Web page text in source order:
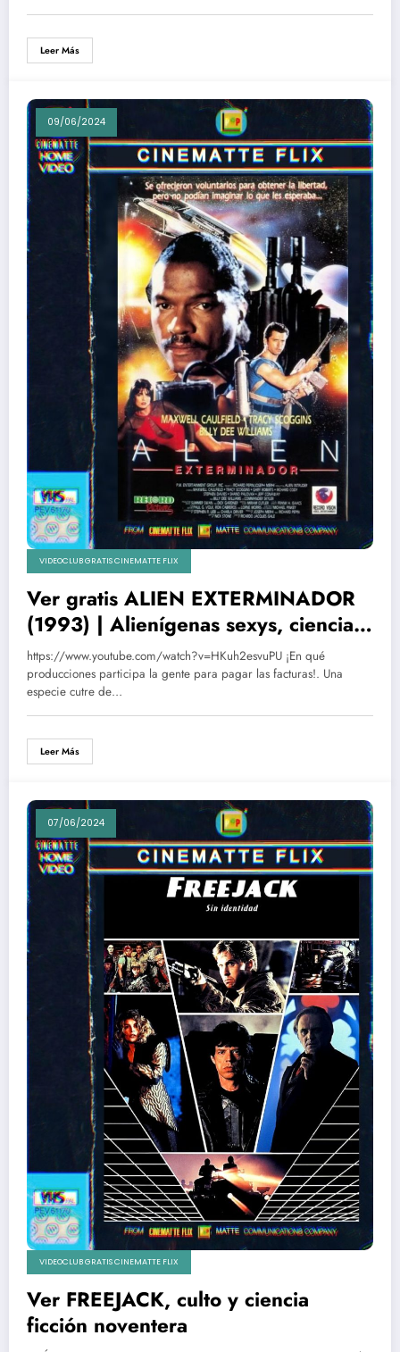
Leer Más
09/06/2024
VIDEOCLUB GRATIS CINEMATTE FLIX
Ver gratis ALIEN EXTERMINADOR
(1993) | Alienígenas sexys, ciencia
ficción, trash, erotismo, acción y
Lando
https://www.youtube.com/watch?v=HKuh2esvuPU ¡En qué
producciones participa la gente para pagar las facturas!. Una
especie cutre de…
Leer Más
07/06/2024
VIDEOCLUB GRATIS CINEMATTE FLIX
Ver FREEJACK, culto y ciencia
ficción noventera